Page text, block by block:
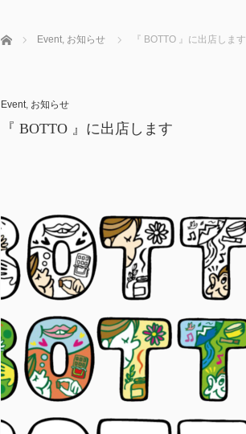
ホーム Event, お知らせ 『 BOTTO 』に出店します
Event, お知らせ
『 BOTTO 』に出店します